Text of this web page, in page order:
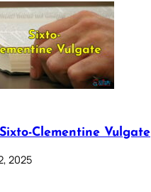
Clementine Vulgate
2025